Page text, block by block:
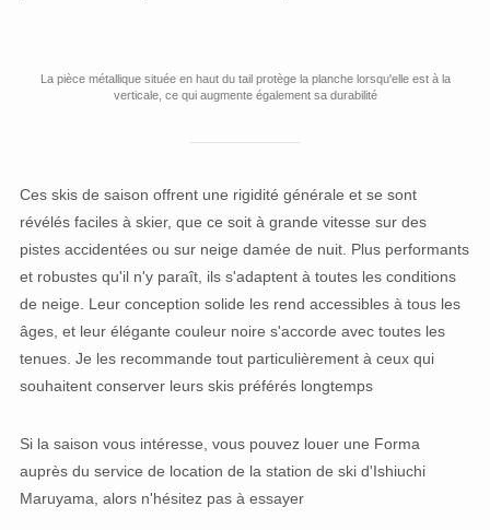
La pièce métallique située en haut du tail protège la planche lorsqu'elle est à la
verticale, ce qui augmente également sa durabilité
Ces skis de saison offrent une rigidité générale et se sont
révélés faciles à skier, que ce soit à grande vitesse sur des
pistes accidentées ou sur neige damée de nuit. Plus performants
et robustes qu'il n'y paraît, ils s'adaptent à toutes les conditions
de neige. Leur conception solide les rend accessibles à tous les
âges, et leur élégante couleur noire s'accorde avec toutes les
tenues. Je les recommande tout particulièrement à ceux qui
souhaitent conserver leurs skis préférés longtemps
Si la saison vous intéresse, vous pouvez louer une Forma
auprès du service de location de la station de ski d'Ishiuchi
Maruyama, alors n'hésitez pas à essayer